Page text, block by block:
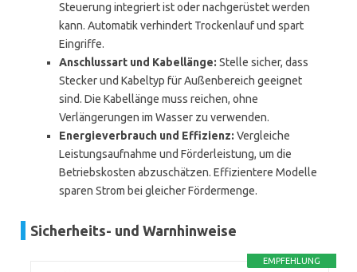
Steuerung integriert ist oder nachgerüstet werden
kann. Automatik verhindert Trockenlauf und spart
Eingriffe.
Anschlussart und Kabellänge: Stelle sicher, dass
Stecker und Kabeltyp für Außenbereich geeignet
sind. Die Kabellänge muss reichen, ohne
Verlängerungen im Wasser zu verwenden.
Energieverbrauch und Effizienz: Vergleiche
Leistungsaufnahme und Förderleistung, um die
Betriebskosten abzuschätzen. Effizientere Modelle
sparen Strom bei gleicher Fördermenge.
Sicherheits- und Warnhinweise
EMPFEHLUNG